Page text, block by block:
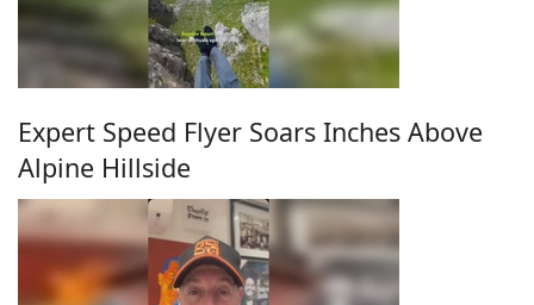
Expert Speed Flyer Soars Inches Above
Alpine Hillside